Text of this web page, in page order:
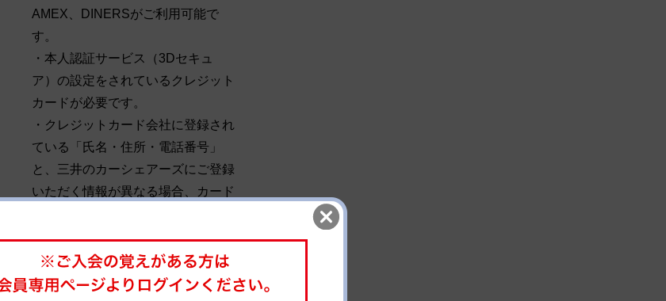
AMEX、DINERSがご利用可能で
す。
・本人認証サービス（3Dセキュ
ア）の設定をされているクレジット
カードが必要です。
・クレジットカード会社に登録され
ている「氏名・住所・電話番号」
と、三井のカーシェアーズにご登録
いただく情報が異なる場合、カード
す。